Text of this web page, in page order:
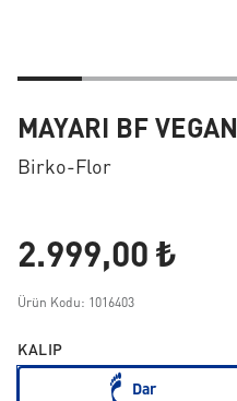
MAYARI BF VEGAN
Birko-Flor
2.999,00 ₺
Ürün Kodu: 1016403
KALIP
Dar